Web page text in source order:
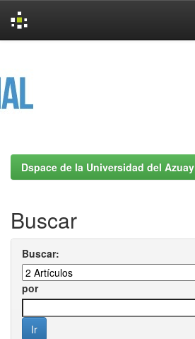
Dspace de la Universidad del Azuay
Buscar
Buscar:
por